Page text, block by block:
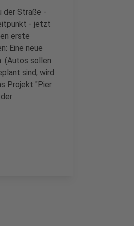
der Straße -
- jetzt
erste
Eine neue
(Autos sollen
sind, wird
Projekt "Pier